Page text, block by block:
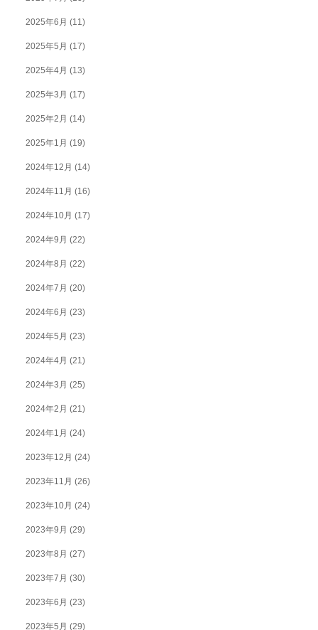
2025年6月 (11)
2025年5月 (17)
2025年4月 (13)
2025年3月 (17)
2025年2月 (14)
2025年1月 (19)
2024年12月 (14)
2024年11月 (16)
2024年10月 (17)
2024年9月 (22)
2024年8月 (22)
2024年7月 (20)
2024年6月 (23)
2024年5月 (23)
2024年4月 (21)
2024年3月 (25)
2024年2月 (21)
2024年1月 (24)
2023年12月 (24)
2023年11月 (26)
2023年10月 (24)
2023年9月 (29)
2023年8月 (27)
2023年7月 (30)
2023年6月 (23)
2023年5月 (29)